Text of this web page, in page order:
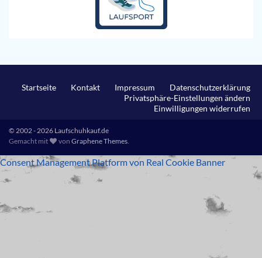
Startseite Kontakt Impressum
Datenschutzerklärung
Privatsphäre-Einstellungen ändern
Einwilligungen widerrufen
© 2002 - 2026 Laufschuhkauf.de
Gemacht mit
vonGraphene Themes
Consent Management Platform von Real Cookie Banner